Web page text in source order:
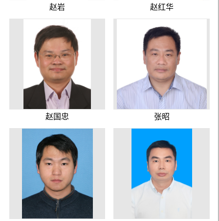
赵岩 赵红华
赵国忠 张昭